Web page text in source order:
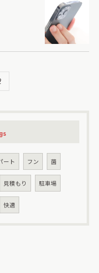
ート フン 菌
見積もり 駐車場
快適